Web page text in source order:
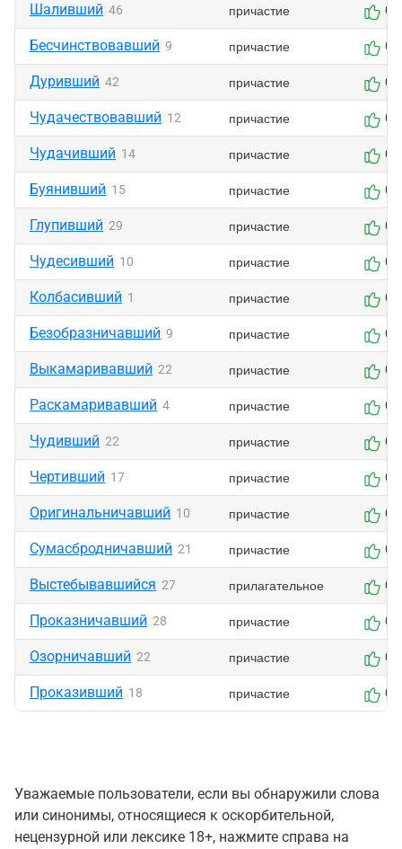
Шаливший 46 причастие 0
Бесчинствовавший 9 причастие 0
Дуривший 42 причастие 0
Чудачествовавший 12 причастие 0
Чудачивший 14 причастие 0
Буянивший 15 причастие 0
Глупивший 29 причастие 0
Чудесивший 10 причастие 0
Колбасивший 1 причастие 0
Безобразничавший 9 причастие 0
Выкамаривавший 22 причастие 0
Раскамаривавший 4 причастие 0
Чудивший 22 причастие 0
Чертивший 17 причастие 0
Оригинальничавший 10 причастие 0
Сумасбродничавший 21 причастие 0
Выстебывавшийся 27 прилагательное 0
Проказничавший 28 причастие 0
Озорничавший 22 причастие 0
Проказивший 18 причастие 0
Уважаемые пользователи, если вы обнаружили слова
или синонимы, относящиеся к оскорбительной,
нецензурной или лексике 18+, нажмите справа на